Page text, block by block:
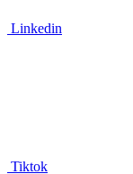
Linkedin
Tiktok